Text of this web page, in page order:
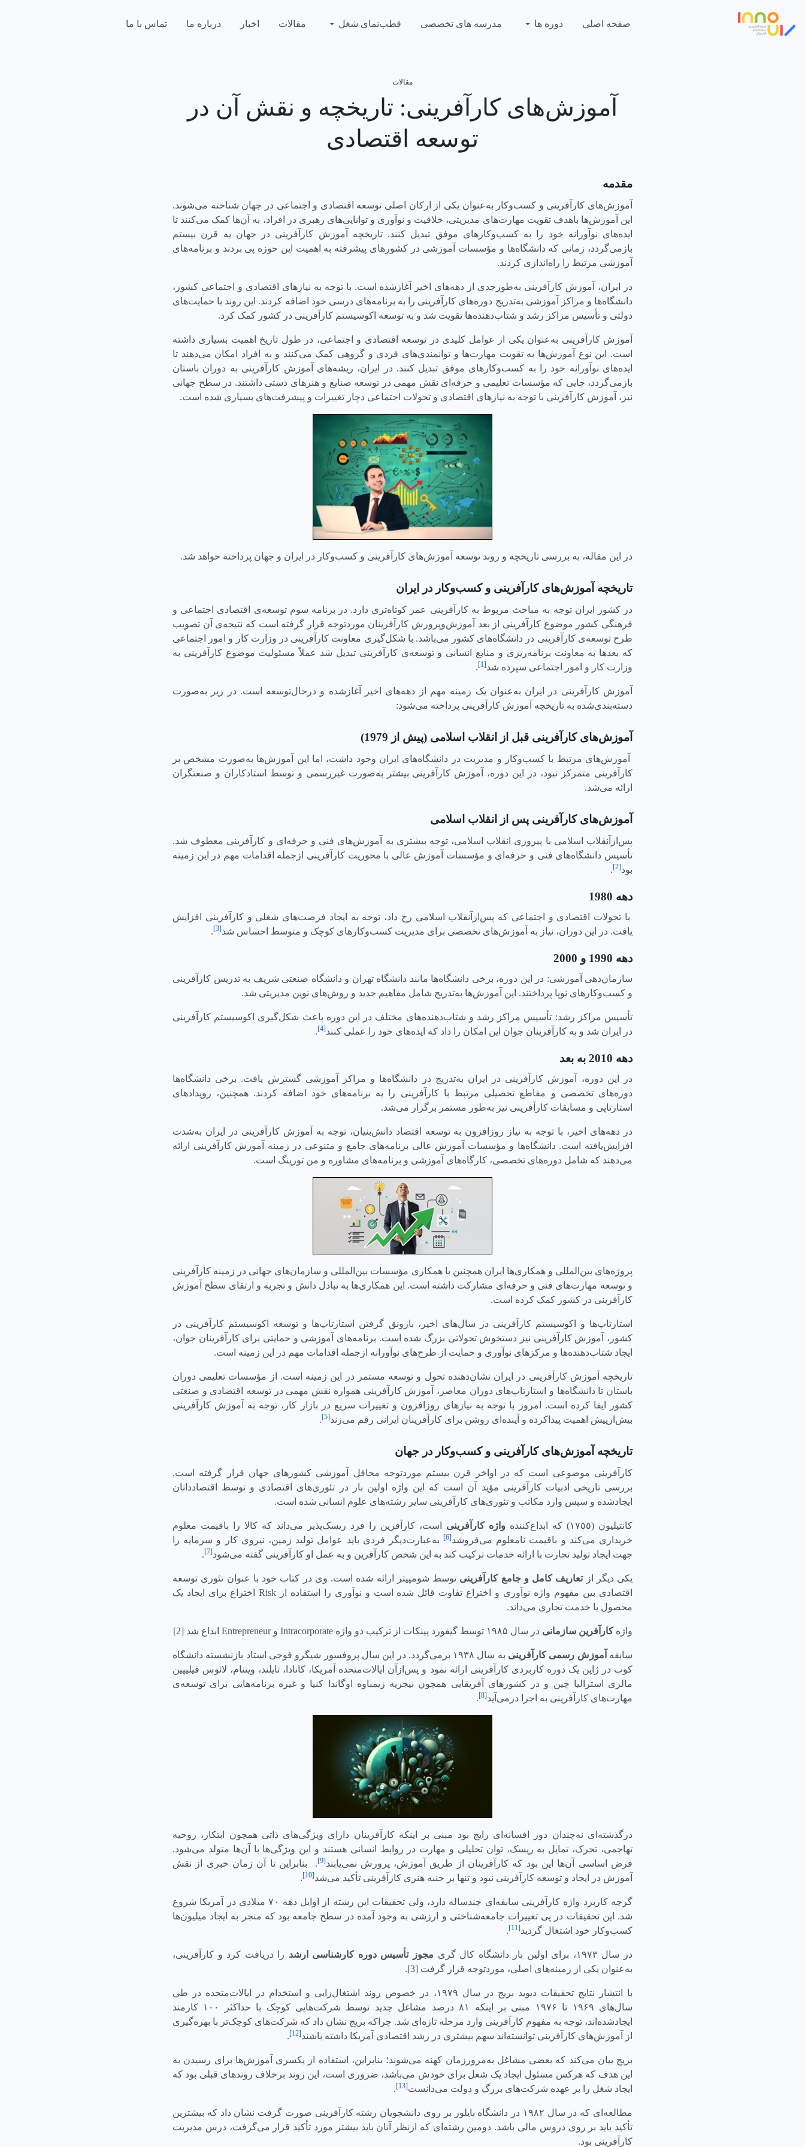
صفحه اصلی دوره ها مدرسه های تخصصی قطب‌نمای شغل مقالات اخبار درباره ما تماس با ما
مقالات
آموزش‌های کارآفرینی: تاریخچه و نقش آن در
توسعه اقتصادی
مقدمه
آموزش‌های کارآفرینی و کسب‌وکار به‌عنوان یکی از ارکان اصلی توسعه اقتصادی و اجتماعی در جهان شناخته می‌شوند.
این آموزش‌ها باهدف تقویت مهارت‌های مدیریتی، خلاقیت و نوآوری و توانایی‌های رهبری در افراد، به آن‌ها کمک می‌کنند تا
ایده‌های نوآورانه خود را به کسب‌وکارهای موفق تبدیل کنند. تاریخچه آموزش کارآفرینی در جهان به قرن بیستم
بازمی‌گردد، زمانی که دانشگاه‌ها و مؤسسات آموزشی در کشورهای پیشرفته به اهمیت این حوزه پی بردند و برنامه‌های
آموزشی مرتبط را راه‌اندازی کردند.
در ایران، آموزش کارآفرینی به‌طورجدی از دهه‌های اخیر آغازشده است. با توجه به نیازهای اقتصادی و اجتماعی کشور،
دانشگاه‌ها و مراکز آموزشی به‌تدریج دوره‌های کارآفرینی را به برنامه‌های درسی خود اضافه کردند. این روند با حمایت‌های
دولتی و تأسیس مراکز رشد و شتاب‌دهنده‌ها تقویت شد و به توسعه اکوسیستم کارآفرینی در کشور کمک کرد.
آموزش کارآفرینی به‌عنوان یکی از عوامل کلیدی در توسعه اقتصادی و اجتماعی، در طول تاریخ اهمیت بسیاری داشته
است. این نوع آموزش‌ها به تقویت مهارت‌ها و توانمندی‌های فردی و گروهی کمک می‌کنند و به افراد امکان می‌دهند تا
ایده‌های نوآورانه خود را به کسب‌وکارهای موفق تبدیل کنند. در ایران، ریشه‌های آموزش کارآفرینی به دوران باستان
بازمی‌گردد، جایی که مؤسسات تعلیمی و حرفه‌ای نقش مهمی در توسعه صنایع و هنرهای دستی داشتند. در سطح جهانی
نیز، آموزش کارآفرینی با توجه به نیازهای اقتصادی و تحولات اجتماعی دچار تغییرات و پیشرفت‌های بسیاری شده است.
در این مقاله، به بررسی تاریخچه و روند توسعه آموزش‌های کارآفرینی و کسب‌وکار در ایران و جهان پرداخته خواهد شد.
تاریخچه آموزش‌های کارآفرینی و کسب‌و‌کار در ایران
در کشور ایران توجه به مباحث مربوط به کارآفرینی عمر کوتاه‌تری دارد. در برنامه سوم توسعه‌ی اقتصادی اجتماعی و
فرهنگی کشور موضوع کارآفرینی از بعد آموزش‌وپرورش کارآفرینان موردتوجه قرار گرفته است که نتیجه‌ی آن تصویب
طرح توسعه‌ی کارآفرینی در دانشگاه‌های کشور می‌باشد. با شکل‌گیری معاونت کارآفرینی در وزارت کار و امور اجتماعی
که بعدها به معاونت برنامه‌ریزی و منابع انسانی و توسعه‌ی کارآفرینی تبدیل شد عملاً مسئولیت موضوع کارآفرینی به
وزارت کار و امور اجتماعی سپرده شد[1]
.
آموزش کارآفرینی در ایران به‌عنوان یک زمینه مهم از دهه‌های اخیر آغازشده و درحال‌توسعه است. در زیر به‌صورت
دسته‌بندی‌شده به تاریخچه آموزش کارآفرینی پرداخته می‌شود:
آموزش‌های کارآفرینی قبل از انقلاب اسلامی (پیش از 1979)
آموزش‌های مرتبط با کسب‌وکار و مدیریت در دانشگاه‌های ایران وجود داشت، اما این آموزش‌ها به‌صورت مشخص بر
کارآفرینی متمرکز نبود، در این دوره، آموزش کارآفرینی بیشتر به‌صورت غیررسمی و توسط استادکاران و صنعتگران
ارائه می‌شد.
آموزش‌های کارآفرینی پس‌ از انقلاب اسلامی
پس‌ازآنقلاب اسلامی با پیروزی انقلاب اسلامی، توجه بیشتری به آموزش‌های فنی و حرفه‌ای و کارآفرینی معطوف شد.
تأسیس دانشگاه‌های فنی و حرفه‌ای و مؤسسات آموزش عالی با محوریت کارآفرینی ازجمله اقدامات مهم در این زمینه
بود[2]
.
دهه 1980
با تحولات اقتصادی و اجتماعی که پس‌ازآنقلاب اسلامی رخ داد، توجه به ایجاد فرصت‌های شغلی و کارآفرینی افزایش
یافت. در این دوران، نیاز به آموزش‌های تخصصی برای مدیریت کسب‌وکارهای کوچک و متوسط احساس شد[3]
.
دهه 1990 و 2000
سازمان‌دهی آموزشی: در این دوره، برخی دانشگاه‌ها مانند دانشگاه تهران و دانشگاه صنعتی شریف به تدریس کارآفرینی
و کسب‌وکارهای نوپا پرداختند. این آموزش‌ها به‌تدریج شامل مفاهیم جدید و روش‌های نوین مدیریتی شد.
تأسیس مراکز رشد: تأسیس مراکز رشد و شتاب‌دهنده‌های مختلف در این دوره باعث شکل‌گیری اکوسیستم کارآفرینی
در ایران شد و به کارآفرینان جوان این امکان را داد که ایده‌های خود را عملی کنند[4]
.
دهه 2010 به بعد
در این دوره، آموزش کارآفرینی در ایران به‌تدریج در دانشگاه‌ها و مراکز آموزشی گسترش یافت. برخی دانشگاه‌ها
دوره‌های تخصصی و مقاطع تحصیلی مرتبط با کارآفرینی را به برنامه‌های خود اضافه کردند. همچنین، رویدادهای
استارتاپی و مسابقات کارآفرینی نیز به‌طور مستمر برگزار می‌شد.
در دهه‌های اخیر، با توجه به نیاز روزافزون به توسعه اقتصاد دانش‌بنیان، توجه به آموزش کارآفرینی در ایران به‌شدت
افزایش‌یافته است. دانشگاه‌ها و مؤسسات آموزش عالی برنامه‌های جامع و متنوعی در زمینه آموزش کارآفرینی ارائه
می‌دهند که شامل دوره‌های تخصصی، کارگاه‌های آموزشی و برنامه‌های مشاوره و من تورینگ است.
پروژه‌های بین‌المللی و همکاری‌ها ایران همچنین با همکاری مؤسسات بین‌المللی و سازمان‌های جهانی در زمینه کارآفرینی
و توسعه مهارت‌های فنی و حرفه‌ای مشارکت داشته است. این همکاری‌ها به تبادل دانش و تجربه و ارتقای سطح آموزش
کارآفرینی در کشور کمک کرده است.
استارتاپ‌ها و اکوسیستم کارآفرینی در سال‌های اخیر، بارونق گرفتن استارتاپ‌ها و توسعه اکوسیستم کارآفرینی در
کشور، آموزش کارآفرینی نیز دستخوش تحولاتی بزرگ شده است. برنامه‌های آموزشی و حمایتی برای کارآفرینان جوان،
ایجاد شتاب‌دهنده‌ها و مرکزهای نوآوری و حمایت از طرح‌های نوآورانه ازجمله اقدامات مهم در این زمینه است.
تاریخچه آموزش کارآفرینی در ایران نشان‌دهنده تحول و توسعه مستمر در این زمینه است. از مؤسسات تعلیمی دوران
باستان تا دانشگاه‌ها و استارتاپ‌های دوران معاصر، آموزش کارآفرینی همواره نقش مهمی در توسعه اقتصادی و صنعتی
کشور ایفا کرده است. امروز با توجه به نیازهای روزافزون و تغییرات سریع در بازار کار، توجه به آموزش کارآفرینی
بیش‌ازپیش اهمیت پیداکرده و آینده‌ای روشن برای کارآفرینان ایرانی رقم می‌زند[5]
.
تاریخچه آموزش‌های کارآفرینی و کسب‌و‌کار در جهان
کارآفرینی موضوعی است که در اواخر قرن بیستم موردتوجه محافل آموزشی کشورهای جهان قرار گرفته است.
بررسی تاریخی ادبیات کارآفرینی مؤید آن است که این واژه اولین بار در تئوری‌های اقتصادی و توسط اقتصاددانان
ایجادشده و سپس وارد مکاتب و تئوری‌های کارآفرینی سایر رشته‌های علوم انسانی شده است.
کانتیلیون (١٧٥٥) که ابداع‌کننده واژه کارآفرینی است، کارآفرین را فرد ریسک‌پذیر می‌داند که کالا را باقیمت معلوم
خریداری می‌کند و باقیمت نامعلوم می‌فروشد[6]
به‌عبارت‌دیگر فردی باید عوامل تولید زمین، نیروی کار و سرمایه را
جهت ایجاد تولید تجارت با ارائه خدمات ترکیب کند به این شخص کارآفرین و به عمل او کارآفرینی گفته می‌شود[7]
.
یکی دیگر ازتعاریف کامل و جامع کارآفرینی توسط شومپیتر ارائه شده است. وی در کتاب خود با عنوان تئوری توسعه
اقتصادی بین مفهوم واژه نوآوری و اختراع تفاوت قائل شده است و نوآوری را استفاده ازRisk اختراع برای ایجاد یک
محصول یا خدمت تجاری می‌داند.
واژهکارآفرین سازمانی در سال ۱۹۸۵ توسط گیفورد پینکات از ترکیب دو واژه وEntrepreneur ابداع شد [2]
سابقه آموزش رسمی کارآفرینی
به سال ۱۹۳۸ برمی‌گردد. در این سال پروفسور شیگرو فوجی استاد بازنشسته دانشگاه
کوب در ژاپن یک دوره کاربردی کارآفرینی ارائه نمود و پس‌ازآن ایالات‌متحده آمریکا، کانادا، تایلند، ویتنام، لائوس فیلیپین
مالزی استرالیا چین و در کشورهای آفریقایی همچون نیجریه زیمباوه اوگاندا کنیا و غیره برنامه‌هایی برای توسعه‌ی
مهارت‌های کارآفرینی به اجرا درمی‌آید[8]
.
درگذشته‌ای نه‌چندان دور افسانه‌ای رایج بود مبنی بر اینکه کارآفرینان دارای ویژگی‌های ذاتی همچون ابتكار، روحیه
تهاجمی، تحرک، تمایل به ریسک، توان تحلیلی و مهارت در روابط انسانی هستند و این ویژگی‌ها با آن‌ها متولد می‌شود.
فرض اساسی آن‌ها این بود که کارآفرینان از طریق آموزش، پرورش نمی‌یابند[9]
. بنابراین تا آن زمان خبری از نقش
آموزش در ایجاد و توسعه کارآفرینی نبود و تنها بر جنبه هنری کارآفرینی تأکید می‌شد[10]
.
گرچه کاربرد واژه کارآفرینی سابقه‌ای چندساله دارد، ولی تحقیقات این رشته از اوایل دهه ۷۰ میلادی در آمریکا شروع
شد. این تحقیقات در پی تغییرات جامعه‌شناختی و ارزشی به وجود آمده در سطح جامعه بود که منجر به ایجاد میلیون‌ها
کسب‌وکار خود اشتغال گردید[11]
.
در سال ۱۹۷۳، برای اولین بار دانشگاه کال گری مجوز تأسیس دوره کارشناسی ارشد را دریافت کرد و کارآفرینی،
به‌عنوان یکی از زمینه‌های اصلی، موردتوجه قرار گرفت [3].
با انتشار نتایج تحقیقات دیوید بریج در سال ۱۹۷۹، در خصوص روند اشتغال‌زایی و استخدام در ایالات‌متحده در طی
سال‌های ۱۹۶۹ تا ۱۹۷۶ مبنی بر اینکه ۸۱ درصد مشاغل جدید توسط شرکت‌هایی کوچک با حداکثر ۱۰۰ کارمند
ایجادشده‌اند، توجه به مفهوم کارآفرینی وارد مرحله تازه‌ای شد. چراکه بریج نشان داد که شرکت‌های کوچک‌تر با بهره‌گیری
از آموزش‌های کارآفرینی توانسته‌اند سهم بیشتری در رشد اقتصادی آمریکا داشته باشند[12]
.
بریج بیان می‌کند که بعضی مشاغل به‌مرورزمان کهنه می‌شوند؛ بنابراین، استفاده از یکسری آموزش‌ها برای رسیدن به
این هدف که هرکس مسئول ایجاد یک شغل برای خودش می‌باشد، ضروری است، این روند برخلاف روندهای قبلی بود که
ایجاد شغل را بر عهده شرکت‌های بزرگ و دولت می‌دانست[13]
.
مطالعه‌ای که در سال ۱۹۸۲ در دانشگاه بایلور بر روی دانشجویان رشته کارآفرینی صورت گرفت نشان داد که بیشترین
تأکید باید بر روی دروس مالی باشد. دومین رشته‌ای که ازنظر آنان باید بیشتر مورد تأکید قرار می‌گرفت، درس مدیریت
کارآفرینی بود.